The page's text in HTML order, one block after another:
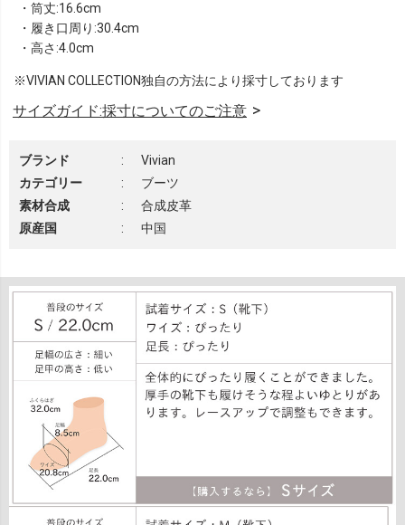
・筒丈:16.6cm
・履き口周り:30.4cm
・高さ:4.0cm
※VIVIAN COLLECTION独自の方法により採寸しております
サイズガイド:採寸についてのご注意
ブランド :
Vivian
カテゴリー
:
ブーツ
素材合成
:
合成皮革
原産国
: 中国